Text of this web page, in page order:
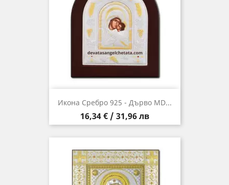
Икона Сребро 925 - Дърво MD...
Цена
16,34 € / 31,96 лв